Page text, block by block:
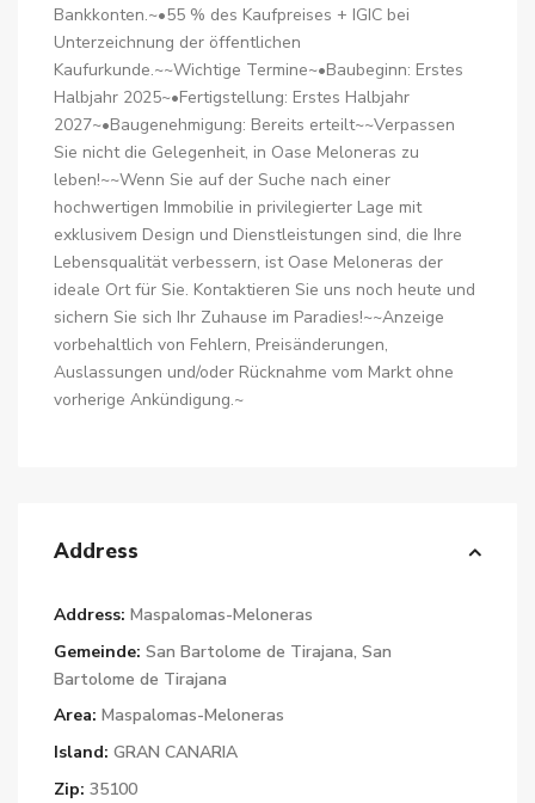
Bankkonten.~•55 % des Kaufpreises + IGIC bei
Unterzeichnung der öffentlichen
Kaufurkunde.~~Wichtige Termine~•Baubeginn: Erstes
Halbjahr 2025~•Fertigstellung: Erstes Halbjahr
2027~•Baugenehmigung: Bereits erteilt~~Verpassen
Sie nicht die Gelegenheit, in Oase Meloneras zu
leben!~~Wenn Sie auf der Suche nach einer
hochwertigen Immobilie in privilegierter Lage mit
exklusivem Design und Dienstleistungen sind, die Ihre
Lebensqualität verbessern, ist Oase Meloneras der
ideale Ort für Sie. Kontaktieren Sie uns noch heute und
sichern Sie sich Ihr Zuhause im Paradies!~~Anzeige
vorbehaltlich von Fehlern, Preisänderungen,
Auslassungen und/oder Rücknahme vom Markt ohne
vorherige Ankündigung.~
Address
Address: Maspalomas-Meloneras
Gemeinde: San Bartolome de Tirajana, San
Bartolome de Tirajana
Area: Maspalomas-Meloneras
Island: GRAN CANARIA
Zip: 35100